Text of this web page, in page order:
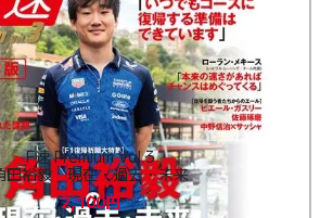
F速 Premium Vol.3
田裕毅 現在・過去・未来
2,100円